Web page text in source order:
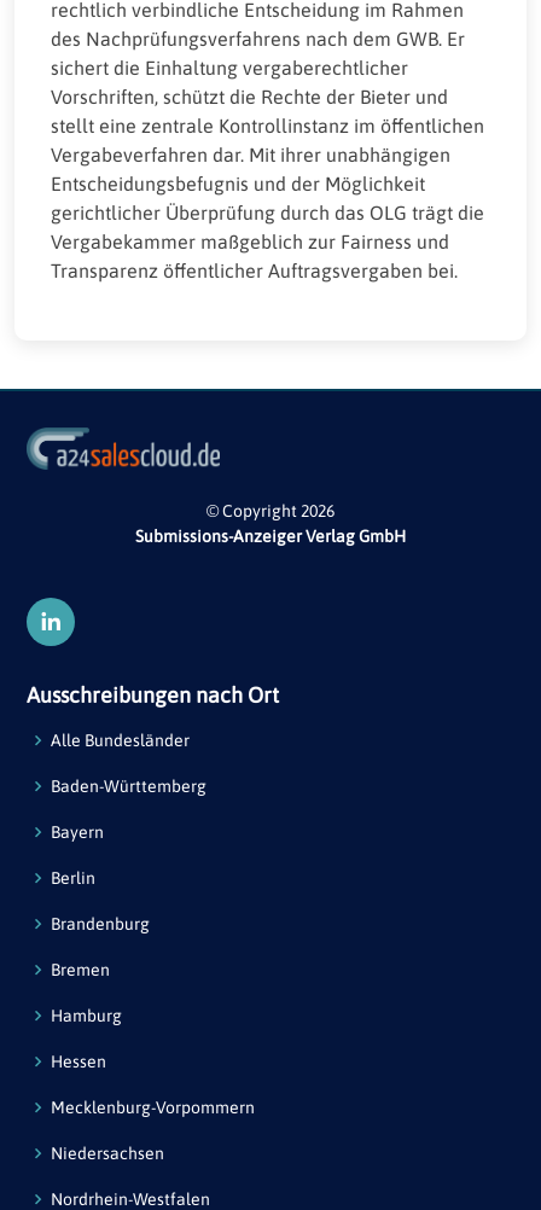
rechtlich verbindliche Entscheidung im Rahmen
des Nachprüfungsverfahrens nach dem GWB. Er
sichert die Einhaltung vergaberechtlicher
Vorschriften, schützt die Rechte der Bieter und
stellt eine zentrale Kontrollinstanz im öffentlichen
Vergabeverfahren dar. Mit ihrer unabhängigen
Entscheidungsbefugnis und der Möglichkeit
gerichtlicher Überprüfung durch das OLG trägt die
Vergabekammer maßgeblich zur Fairness und
Transparenz öffentlicher Auftragsvergaben bei.
© Copyright 2026
Submissions-Anzeiger Verlag GmbH
Ausschreibungen nach Ort
Alle Bundesländer
Baden-Württemberg
Bayern
Berlin
Brandenburg
Bremen
Hamburg
Hessen
Mecklenburg-Vorpommern
Niedersachsen
Nordrhein-Westfalen